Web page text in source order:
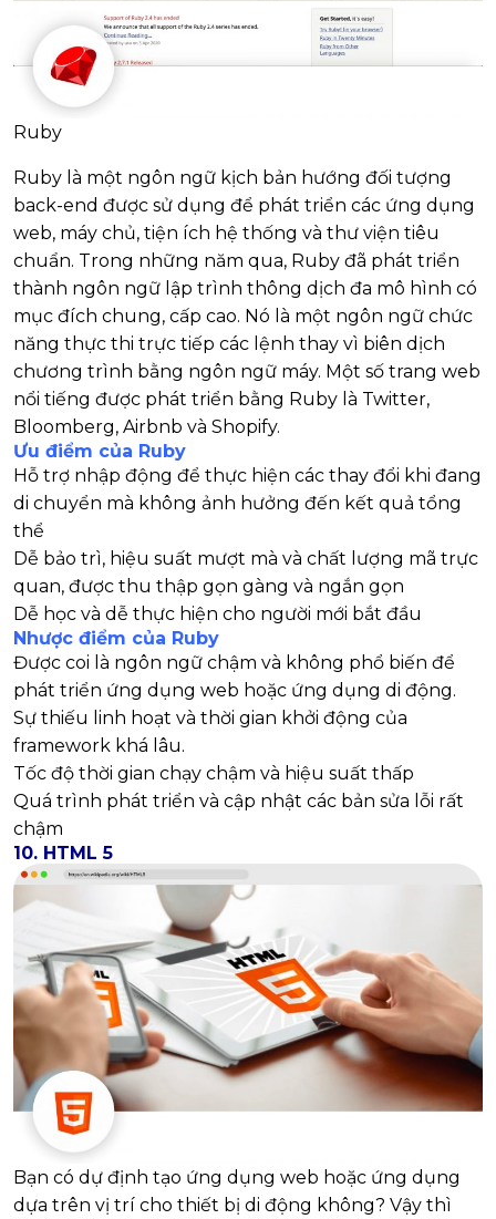
Ruby
Ruby là một ngôn ngữ kịch bản hướng đối tượng
back-end được sử dụng để phát triển các ứng dụng
web, máy chủ, tiện ích hệ thống và thư viện tiêu
chuẩn. Trong những năm qua, Ruby đã phát triển
thành ngôn ngữ lập trình thông dịch đa mô hình có
mục đích chung, cấp cao. Nó là một ngôn ngữ chức
năng thực thi trực tiếp các lệnh thay vì biên dịch
chương trình bằng ngôn ngữ máy. Một số trang web
nổi tiếng được phát triển bằng Ruby là Twitter,
Bloomberg, Airbnb và Shopify.
Ưu điểm của Ruby
Hỗ trợ nhập động để thực hiện các thay đổi khi đang
di chuyển mà không ảnh hưởng đến kết quả tổng
thể
Dễ bảo trì, hiệu suất mượt mà và chất lượng mã trực
quan, được thu thập gọn gàng và ngắn gọn
Dễ học và dễ thực hiện cho người mới bắt đầu
Nhược điểm của Ruby
Được coi là ngôn ngữ chậm và không phổ biến để
phát triển ứng dụng web hoặc ứng dụng di động.
Sự thiếu linh hoạt và thời gian khởi động của
framework khá lâu.
Tốc độ thời gian chạy chậm và hiệu suất thấp
Quá trình phát triển và cập nhật các bản sửa lỗi rất
chậm
10. HTML 5
Bạn có dự định tạo ứng dụng web hoặc ứng dụng
dựa trên vị trí cho thiết bị di động không? Vậy thì